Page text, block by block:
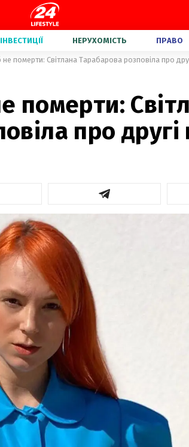
ІНВЕСТИЦІЇ НЕРУХОМІСТЬ ПРАВО
померти: Світлана Тарабарова розповіла про
померти:
про другі